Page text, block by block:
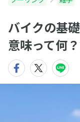
バイクの基
意味って何